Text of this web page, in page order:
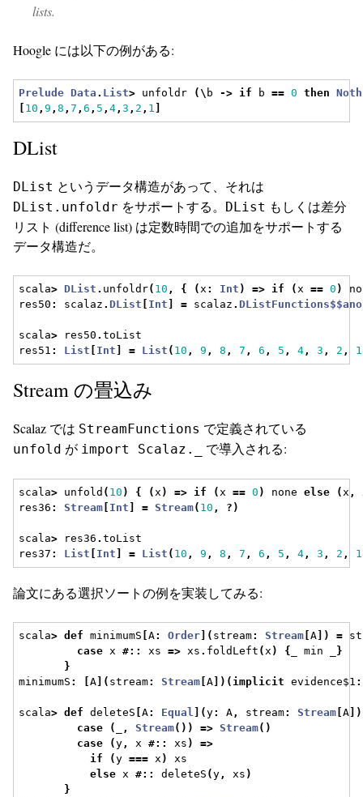
lists.
Hoogle には以下の例がある:
Prelude Data . List> unfoldr (\ b -> if b == 0 then
10 ,9 ,8 ,7 ,6 , 5 ,4,3 , 2 , 1
DList
DList というデータ構造があって、それは
DList.unfoldr をサポートする。 DList もしくは差分
リスト (difference list) は定数時間での追加をサポートする
データ構造だ。
scala> DList . unfoldr( 10 , { (x : Int ) => if (x == 0 )
res50 : scalaz .DList Int = scalaz .
scala> res50 .toList
res51 : List Int = List ( 10 , 9 , 8 , 7 , 6 , 5 , 4, 3 , 2 , 1
Stream の畳込み
Scalaz では StreamFunctions で定義されている
unfold が import Scalaz._ で導入される:
scala> unfold ( 10 ) { (x ) => if (x == 0 ) none else (x ,
res36 : Stream Int = Stream( 10 , ?)
scala> res36 .toList
res37 : List Int = List ( 10 , 9 , 8 , 7 , 6 , 5 , 4, 3 , 2 , 1
論文にある選択ソートの例を実装してみる:
scala> def minimumS [A: Order ]( stream: Stream [A ]) =
case x #:: xs => xs . foldLeft (x ) { _ min _
}
}
minimumS : [A ]( stream: Stream [A ])(implicit evidence$1 :
scala> def deleteS [A: Equal ](y: A, stream: Stream [A
case
( , Stream()) => Stream()
case
(y, x #:: xs )
=>
if
(y === x )
xs
else x #:: deleteS (y, xs )
}